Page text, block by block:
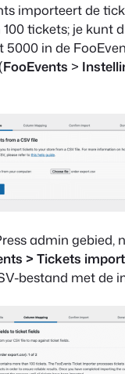
importeert de
tickets; je kunt
5000 in de
FooEvents >
admin gebied,
> Tickets
bestand met de